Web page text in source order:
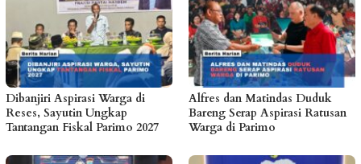
Dibanjiri Aspirasi Warga di
Reses, Sayutin Ungkap
Tantangan Fiskal Parimo 2027
Alfres dan Matindas Duduk
Bareng Serap Aspirasi Ratusan
Warga di Parimo